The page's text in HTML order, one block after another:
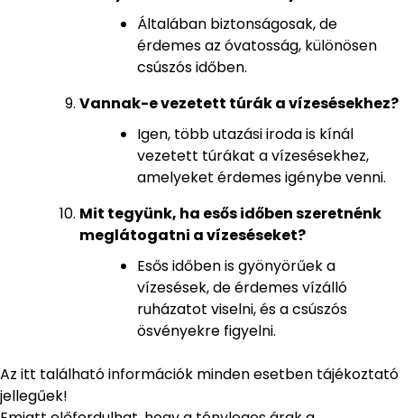
Általában biztonságosak, de
érdemes az óvatosság, különösen
csúszós időben.
Vannak-e vezetett túrák a vízesésekhez?
Igen, több utazási iroda is kínál
vezetett túrákat a vízesésekhez,
amelyeket érdemes igénybe venni.
Mit tegyünk, ha esős időben szeretnénk
meglátogatni a vízeséseket?
Esős időben is gyönyörűek a
vízesések, de érdemes vízálló
ruházatot viselni, és a csúszós
ösvényekre figyelni.
Az itt található információk minden esetben tájékoztató
jellegűek!